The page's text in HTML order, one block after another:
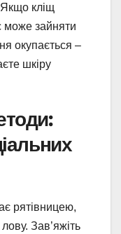
кліщ
може зайняти
окупається –
шкіру
рятівницею,
Зав’яжіть